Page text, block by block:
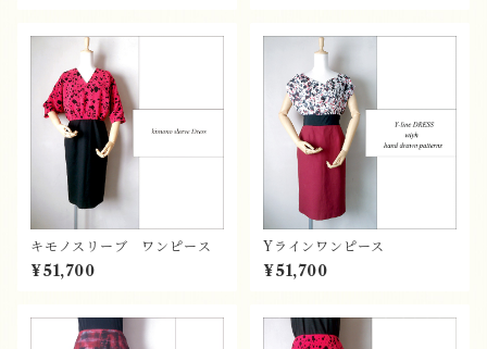
キモノスリーブ ワンピース
¥51,700
Yラインワンピース
¥51,700